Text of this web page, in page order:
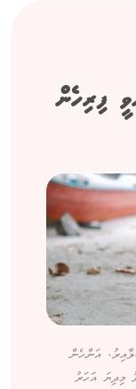
ފިރިހެން
އަންހެން
މިދިޔަ އަހަރު